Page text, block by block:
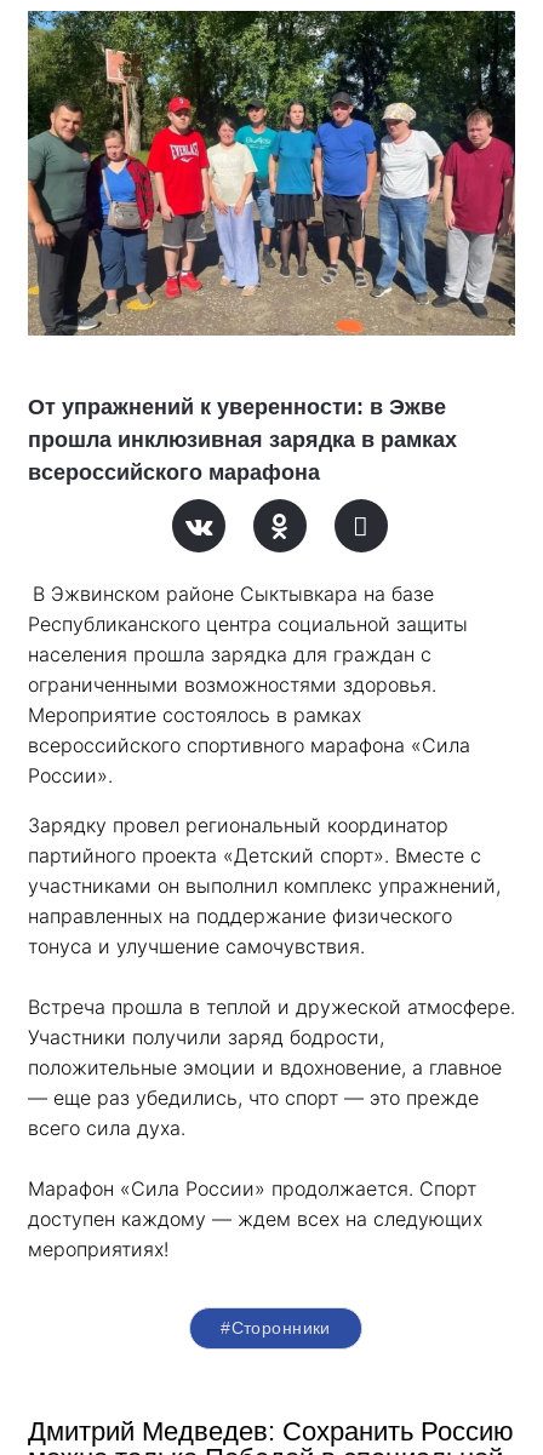
От упражнений к уверенности: в Эжве
прошла инклюзивная зарядка в рамках
всероссийского марафона
В Эжвинском районе Сыктывкара на базе
Республиканского центра социальной защиты
населения прошла зарядка для граждан с
ограниченными возможностями здоровья.
Мероприятие состоялось в рамках
всероссийского спортивного марафона «Сила
России».
Зарядку провел региональный координатор
партийного проекта «Детский спорт». Вместе с
участниками он выполнил комплекс упражнений,
направленных на поддержание физического
тонуса и улучшение самочувствия.
Встреча прошла в теплой и дружеской атмосфере.
Участники получили заряд бодрости,
положительные эмоции и вдохновение, а главное
— еще раз убедились, что спорт — это прежде
всего сила духа.
Марафон «Сила России» продолжается. Спорт
доступен каждому — ждем всех на следующих
мероприятиях!
#Сторонники
Дмитрий Медведев: Сохранить Россию